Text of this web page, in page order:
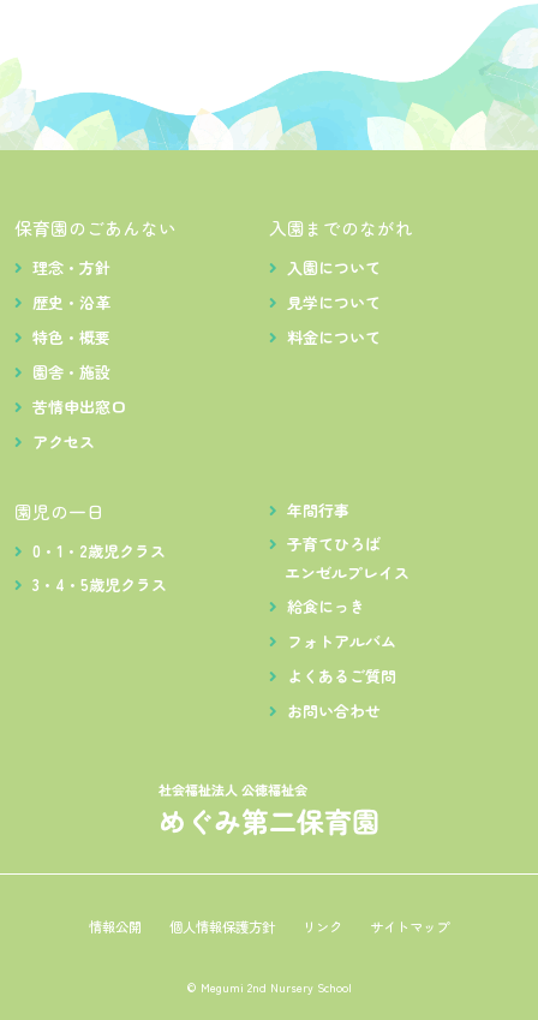
保育園のごあんない
理念・方針
歴史・沿革
特色・概要
園舎・施設
苦情申出窓口
アクセス
入園までのながれ
入園について
見学について
料金について
園児の一日
0・1・2歳児クラス
3・4・5歳児クラス
年間行事
子育てひろば
エンゼルプレイス
給食にっき
フォトアルバム
よくあるご質問
お問い合わせ
情報公開 個人情報保護方針 リンク サイトマップ
© Megumi 2nd Nursery School